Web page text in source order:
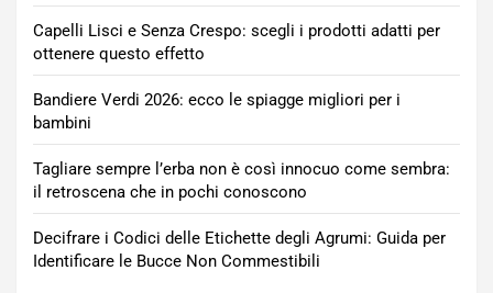
Capelli Lisci e Senza Crespo: scegli i prodotti adatti per
ottenere questo effetto
Bandiere Verdi 2026: ecco le spiagge migliori per i
bambini
Tagliare sempre l’erba non è così innocuo come sembra:
il retroscena che in pochi conoscono
Decifrare i Codici delle Etichette degli Agrumi: Guida per
Identificare le Bucce Non Commestibili